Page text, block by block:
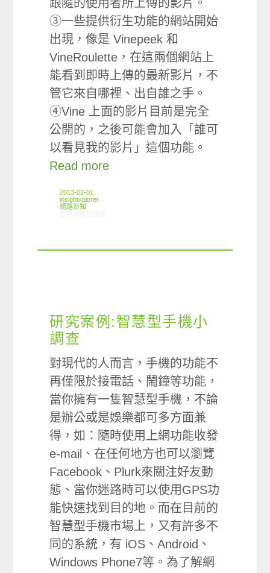
跟隨的使用者所上傳的影片。
③一些提供衍生功能的網站開始
出現，像是 Vinepeek 和
VineRoulette，在這兩個網站上
能看到即時上傳的最新影片，不
管它來自哪裡、出自誰之手。
④Vine 上面的影片目前是完全
公開的，之後可能會加入「誰可
以看見我的影片」這個功能。
Read more
2013-02-01
insightxplorer
網路新知
研究案例:智慧型手機小
調查
對現代的人而言，手機的功能不
再僅限於接電話、鬧鐘等功能，
當你擁有一隻智慧型手機，不論
是辦公或是娛樂都可多方面兼
得，如：隨時使用上網功能收發
e-mail、在任何地方也可以瀏覽
Facebook、Plurk來關注好友動
態、當你迷路時可以使用GPS功
能快速找到目的地。而在目前的
智慧型手機市場上，又有許多不
同的系統，有 iOS、Android、
Windows Phone7等。為了解網